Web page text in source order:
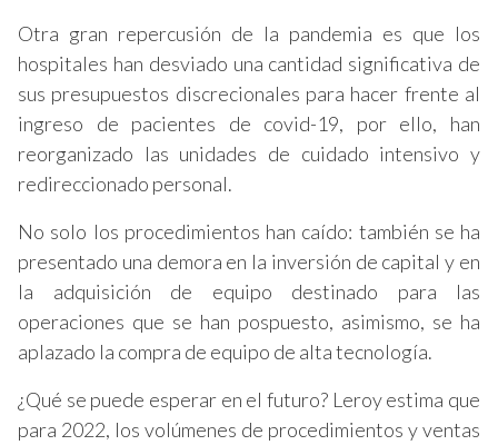
Otra gran repercusión de la pandemia es que los
hospitales han desviado una cantidad significativa de
sus presupuestos discrecionales para hacer frente al
ingreso de pacientes de covid-19, por ello, han
reorganizado las unidades de cuidado intensivo y
redireccionado personal.
No solo los procedimientos han caído: también se ha
presentado una demora en la inversión de capital y en
la adquisición de equipo destinado para las
operaciones que se han pospuesto, asimismo, se ha
aplazado la compra de equipo de alta tecnología.
¿Qué se puede esperar en el futuro? Leroy estima que
para 2022, los volúmenes de procedimientos y ventas